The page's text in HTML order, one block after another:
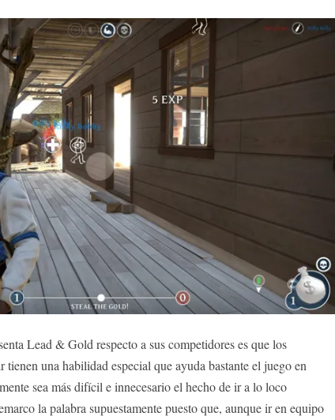
Lead & Gold respecto a sus competidores es que los
tienen una habilidad especial que ayuda bastante el juego en
sea más difícil e innecesario el hecho de ir a lo loco
la palabra supuestamente puesto que, aunque ir en equipo